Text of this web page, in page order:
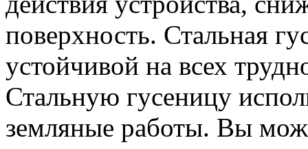
поверхность. Стальная
устойчивой на всех
Стальную гусеницу
земляные работы. Вы